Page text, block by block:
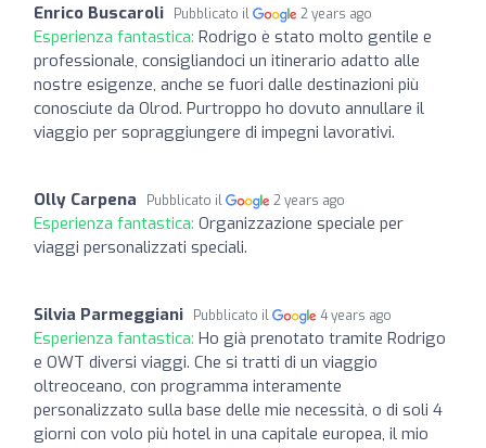
Enrico Buscaroli Pubblicato il 2 years ago
Esperienza fantastica: Rodrigo è stato molto gentile e
professionale, consigliandoci un itinerario adatto alle
nostre esigenze, anche se fuori dalle destinazioni più
conosciute da Olrod. Purtroppo ho dovuto annullare il
viaggio per sopraggiungere di impegni lavorativi.
Olly Carpena Pubblicato il 2 years ago
Esperienza fantastica: Organizzazione speciale per
viaggi personalizzati speciali.
Silvia Parmeggiani Pubblicato il 4 years ago
Esperienza fantastica: Ho già prenotato tramite Rodrigo
e OWT diversi viaggi. Che si tratti di un viaggio
oltreoceano, con programma interamente
personalizzato sulla base delle mie necessità, o di soli 4
giorni con volo più hotel in una capitale europea, il mio